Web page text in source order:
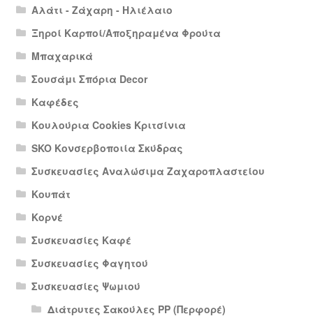
Αλάτι - Ζάχαρη - Ηλιέλαιο
Ξηροί Καρποί/Αποξηραμένα Φρούτα
Μπαχαρικά
Σουσάμι Σπόρια Decor
Καφέδες
Κουλούρια Cookies Κριτσίνια
SKO Κονσερβοποιία Σκύδρας
Συσκευασίες Αναλώσιμα Ζαχαροπλαστείου
Κουπάτ
Κορνέ
Συσκευασίες Καφέ
Συσκευασίες Φαγητού
Συσκευασίες Ψωμιού
Διάτρυτες Σακούλες PP (Περφορέ)